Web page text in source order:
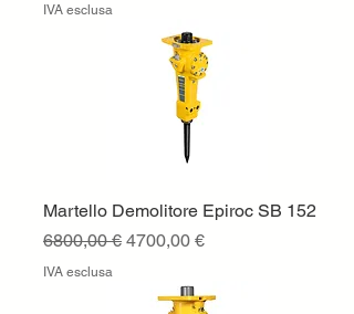
IVA esclusa
Martello Demolitore Epiroc SB 152
Prezzo regolare
6800,00 € Prezzo scontato
4700,00 €
IVA esclusa